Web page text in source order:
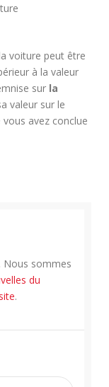
voiture peut être
à la valeur
sur la
valeur sur le
vous avez conclue
sommes
du
.